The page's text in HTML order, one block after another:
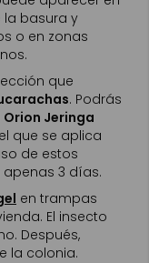
la basura y
o en zonas
que
. Podrás
Orion Jeringa
que se aplica
de estos
3 días.
en trampas
El insecto
Después,
la colonia.